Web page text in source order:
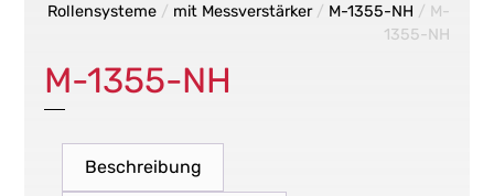
Rollensysteme/ mit Messverstärker/ M-1355-NH / M-
1355-NH
M-1355-NH
Beschreibung